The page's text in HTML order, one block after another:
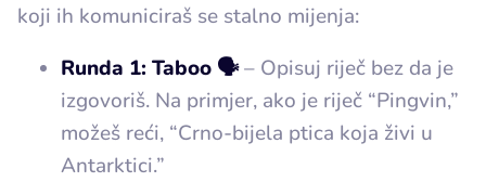
koji ih komuniciraš se stalno mijenja:
Runda 1: Taboo 🗣️– Opisuj riječ bez da je
izgovoriš. Na primjer, ako je riječ “Pingvin,”
možeš reći, “Crno-bijela ptica koja živi u
Antarktici.”